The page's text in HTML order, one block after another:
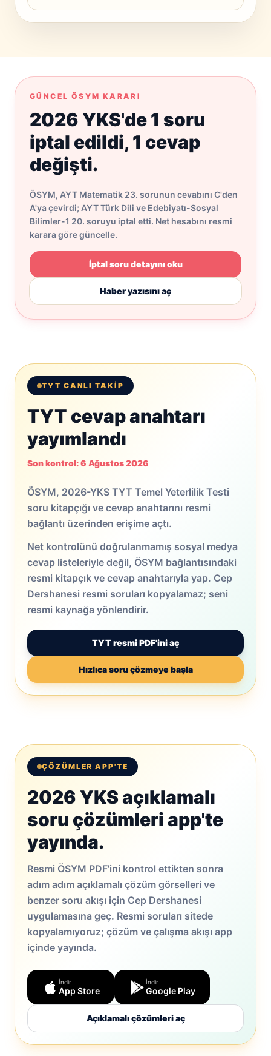
GÜNCEL ÖSYM KARARI
2026 YKS'de 1 soru
iptal edildi, 1 cevap
değişti.
ÖSYM, AYT Matematik 23. sorunun cevabını C'den
A'ya çevirdi; AYT Türk Dili ve Edebiyatı-Sosyal
Bilimler-1 20. soruyu iptal etti. Net hesabını resmi
karara göre güncelle.
İptal soru detayını oku
Haber yazısını aç
TYT CANLI TAKIP
TYT cevap anahtarı
yayımlandı
Son kontrol: 6 Ağustos 2026
ÖSYM, 2026-YKS TYT Temel Yeterlilik Testi
soru kitapçığı ve cevap anahtarını resmi
bağlantı üzerinden erişime açtı.
Net kontrolünü doğrulanmamış sosyal medya
cevap listeleriyle değil, ÖSYM bağlantısındaki
resmi kitapçık ve cevap anahtarıyla yap. Cep
Dershanesi resmi soruları kopyalamaz; seni
resmi kaynağa yönlendirir.
TYT resmi PDF'ini aç
Hızlıca soru çözmeye başla
ÇÖZÜMLER APP'TE
2026 YKS açıklamalı
soru çözümleri app'te
yayında.
Resmi ÖSYM PDF'ini kontrol ettikten sonra
adım adım açıklamalı çözüm görselleri ve
benzer soru akışı için Cep Dershanesi
uygulamasına geç. Resmi soruları sitede
kopyalamıyoruz; çözüm ve çalışma akışı app
içinde yayında.
İndir
App Store
İndir
Google Play
Açıklamalı çözümleri aç